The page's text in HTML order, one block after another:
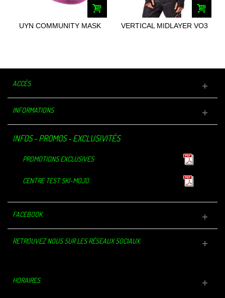
UYN COMMUNITY MASK
VERTICAL MIDLAYER VO3
ACCÈS
INFORMATIONS
INFOS - PROMOS - EXCLUSIVITÉS
PROMOTIONS EXCLUSIVES
CENTRE TEST SKI-MOJO
FACEBOOK
RETROUVEZ NOUS SUR LES RÉSEAUX SOCIAUX.
HORAIRES